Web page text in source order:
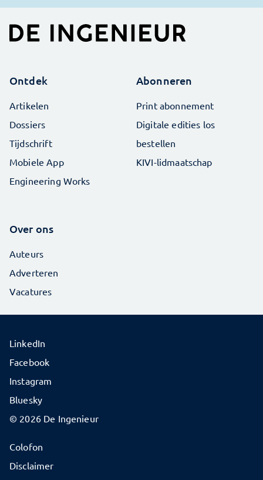
Ontdek
Artikelen
Dossiers
Tijdschrift
Mobiele App
Engineering Works
Abonneren
Print abonnement
Digitale edities los
bestellen
KIVI-lidmaatschap
Over ons
Auteurs
Adverteren
Vacatures
© 2026 De Ingenieur
Colofon
Disclaimer
LinkedIn
Facebook
Instagram
Bluesky